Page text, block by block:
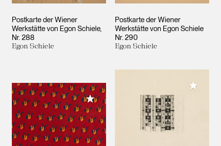
Postkarte der Wiener
Werkstätte von Egon Schiele,
Nr. 288
Egon Schiele
Postkarte der Wiener
Werkstätte von Egon Schiele
Nr. 290
Egon Schiele
Meiner Sammlung hinzufügen
Meiner